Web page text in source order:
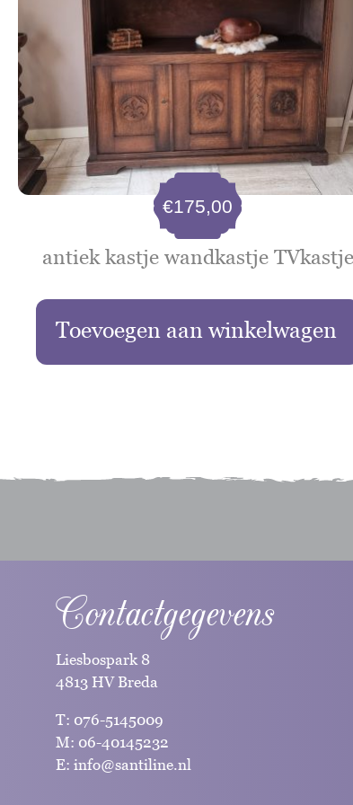
antiek kastje wandkastje TVkastje
€175,00
Toevoegen aan winkelwagen
Contactgegevens
Liesbospark 8
4813 HV Breda
T: 076-5145009
M: 06-40145232
E: info@santiline.nl